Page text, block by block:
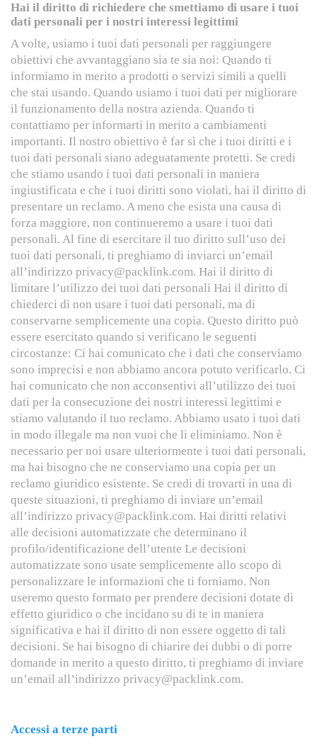
Hai il diritto di richiedere che smettiamo di usare i tuoi
dati personali per i nostri interessi legittimi
A volte, usiamo i tuoi dati personali per raggiungere
obiettivi che avvantaggiano sia te sia noi: Quando ti
informiamo in merito a prodotti o servizi simili a quelli
che stai usando. Quando usiamo i tuoi dati per migliorare
il funzionamento della nostra azienda. Quando ti
contattiamo per informarti in merito a cambiamenti
importanti. Il nostro obiettivo è far sì che i tuoi diritti e i
tuoi dati personali siano adeguatamente protetti. Se credi
che stiamo usando i tuoi dati personali in maniera
ingiustificata e che i tuoi diritti sono violati, hai il diritto di
presentare un reclamo. A meno che esista una causa di
forza maggiore, non continueremo a usare i tuoi dati
personali. Al fine di esercitare il tuo diritto sull’uso dei
tuoi dati personali, ti preghiamo di inviarci un’email
all’indirizzo privacy@packlink.com. Hai il diritto di
limitare l’utilizzo dei tuoi dati personali Hai il diritto di
chiederci di non usare i tuoi dati personali, ma di
conservarne semplicemente una copia. Questo diritto può
essere esercitato quando si verificano le seguenti
circostanze: Ci hai comunicato che i dati che conserviamo
sono imprecisi e non abbiamo ancora potuto verificarlo. Ci
hai comunicato che non acconsentivi all’utilizzo dei tuoi
dati per la consecuzione dei nostri interessi legittimi e
stiamo valutando il tuo reclamo. Abbiamo usato i tuoi dati
in modo illegale ma non vuoi che li eliminiamo. Non è
necessario per noi usare ulteriormente i tuoi dati personali,
ma hai bisogno che ne conserviamo una copia per un
reclamo giuridico esistente. Se credi di trovarti in una di
queste situazioni, ti preghiamo di inviare un’email
all’indirizzo privacy@packlink.com. Hai diritti relativi
alle decisioni automatizzate che determinano il
profilo/identificazione dell’utente Le decisioni
automatizzate sono usate semplicemente allo scopo di
personalizzare le informazioni che ti forniamo. Non
useremo questo formato per prendere decisioni dotate di
effetto giuridico o che incidano su di te in maniera
significativa e hai il diritto di non essere oggetto di tali
decisioni. Se hai bisogno di chiarire dei dubbi o di porre
domande in merito a questo diritto, ti preghiamo di inviare
un’email all’indirizzo privacy@packlink.com.
Accessi a terze parti